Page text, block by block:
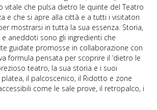
vitale che pulsa dietro le quinte del Teatro
e che si apre alla città e a tutti i visitatori
mostrarsi in tutta la sua essenza. Storia,
aneddoti sono gli ingredienti che
guidate promosse in collaborazione con
formula pensata per scoprire il ‘dietro le
teatro, la sua storia e i suoi
il palcoscenico, il Ridotto e zone
come le sale prove, il retropalco, i